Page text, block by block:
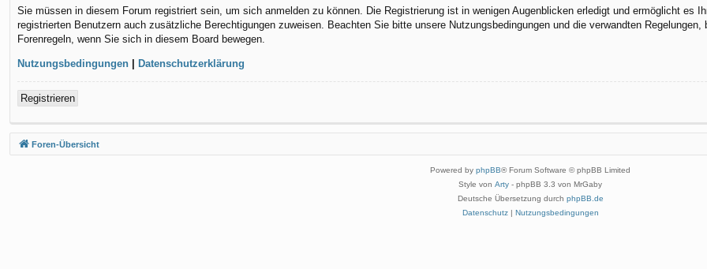
Sie müssen in diesem Forum registriert sein, um sich anmelden zu können. Die Registrierung ist in wenigen Augenblicken erledigt und ermöglicht es
registrierten Benutzern auch zusätzliche Berechtigungen zuweisen. Beachten Sie bitte unsere Nutzungsbedingungen und die verwandten
Forenregeln, wenn Sie sich in diesem Board bewegen.
Nutzungsbedingungen | Datenschutzerklärung
Registrieren
Foren-Übersicht
Powered by phpBB® Forum Software © phpBB Limited
Style von Arty - phpBB 3.3 von MrGaby
Deutsche Übersetzung durch phpBB.de
Datenschutz| Nutzungsbedingungen